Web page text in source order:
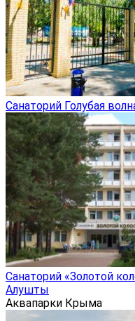
Санаторий Голубая
Санаторий «Золотой
Алушты
Аквапарки Крыма